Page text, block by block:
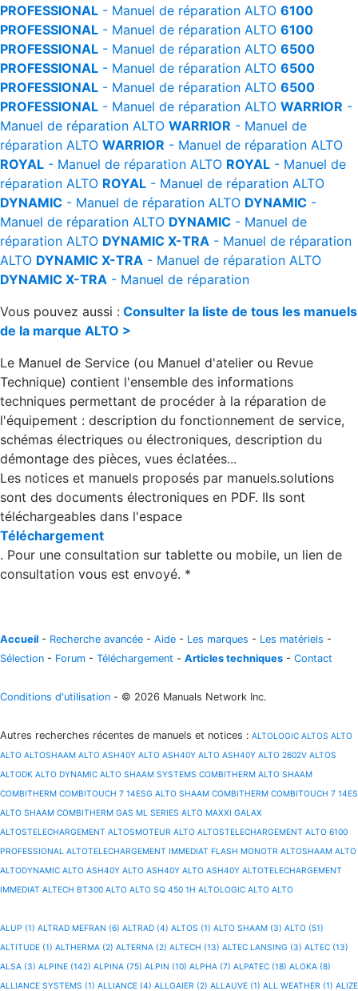
PROFESSIONAL - Manuel de réparation ALTO 6100
PROFESSIONAL - Manuel de réparation ALTO 6100
PROFESSIONAL - Manuel de réparation ALTO 6500
PROFESSIONAL - Manuel de réparation ALTO 6500
PROFESSIONAL - Manuel de réparation ALTO 6500
PROFESSIONAL - Manuel de réparation ALTO WARRIOR -
Manuel de réparation ALTO WARRIOR - Manuel de
réparation ALTO WARRIOR - Manuel de réparation ALTO
ROYAL - Manuel de réparation ALTO ROYAL - Manuel de
réparation ALTO ROYAL - Manuel de réparation ALTO
DYNAMIC - Manuel de réparation ALTO DYNAMIC -
Manuel de réparation ALTO DYNAMIC - Manuel de
réparation ALTO DYNAMIC X-TRA - Manuel de réparation
ALTO DYNAMIC X-TRA - Manuel de réparation ALTO
DYNAMIC X-TRA - Manuel de réparation
Vous pouvez aussi : Consulter la liste de tous les manuels
de la marque ALTO >
Le Manuel de Service (ou Manuel d'atelier ou Revue
Technique) contient l'ensemble des informations
techniques permettant de procéder à la réparation de
l'équipement : description du fonctionnement de service,
schémas électriques ou électroniques, description du
démontage des pièces, vues éclatées...
Les notices et manuels proposés par manuels.solutions
sont des documents électroniques en PDF. Ils sont
téléchargeables dans l'espace
Téléchargement
. Pour une consultation sur tablette ou mobile, un lien de
consultation vous est envoyé. *
Accueil - Recherche avancée - Aide - Les marques - Les matériels -
Sélection - Forum - Téléchargement - Articles techniques - Contact
Conditions d'utilisation - © 2026 Manuals Network Inc.
Autres recherches récentes de manuels et notices : ALTOLOGIC ALTOS ALTO
ALTO ALTOSHAAM ALTO ASH40Y ALTO ASH40Y ALTO ASH40Y ALTO 2602V ALTOS
ALTODK ALTO DYNAMIC ALTO SHAAM SYSTEMS COMBITHERM ALTO SHAAM
COMBITHERM COMBITOUCH 7 14ESG ALTO SHAAM COMBITHERM COMBITOUCH 7 14ES
ALTO SHAAM COMBITHERM GAS ML SERIES ALTO MAXXI GALAX
ALTOSTELECHARGEMENT ALTOSMOTEUR ALTO ALTOSTELECHARGEMENT ALTO 6100
PROFESSIONAL ALTOTELECHARGEMENT IMMEDIAT FLASH MONOTR ALTOSHAAM ALTO
ALTODYNAMIC ALTO ASH40Y ALTO ASH40Y ALTO ASH40Y ALTOTELECHARGEMENT
IMMEDIAT ALTECH BT300 ALTO ALTO SQ 450 1H ALTOLOGIC ALTO ALTO
ALUP (1) ALTRAD MEFRAN (6) ALTRAD (4) ALTOS (1) ALTO SHAAM (3) ALTO (51)
ALTITUDE (1) ALTHERMA (2) ALTERNA (2) ALTECH (13) ALTEC LANSING (3) ALTEC (13)
ALSA (3) ALPINE (142) ALPINA (75) ALPIN (10) ALPHA (7) ALPATEC (18) ALOKA (8)
ALLIANCE SYSTEMS (1) ALLIANCE (4) ALLGAIER (2) ALLAUVE (1) ALL WEATHER (1) ALIZE